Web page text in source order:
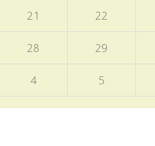
21 22
28 29
4 5